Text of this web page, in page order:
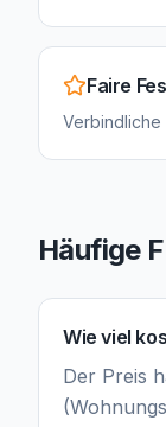
Faire
Häufige
Wie viel
Der Preis